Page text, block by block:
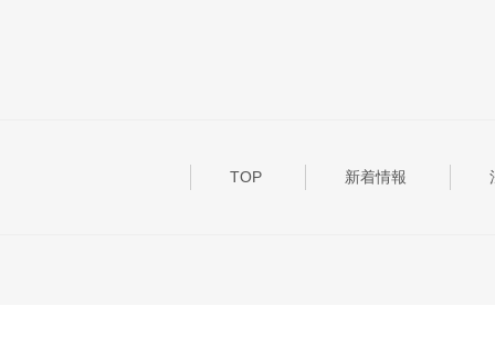
TOP 新着情報